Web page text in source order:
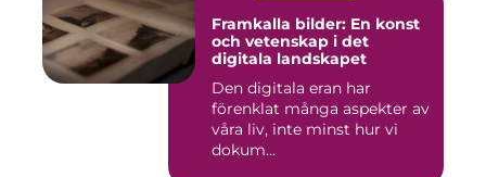
Framkalla bilder: En konst
och vetenskap i det
digitala landskapet
Den digitala eran har
förenklat många aspekter av
våra liv, inte minst hur vi
dokum...